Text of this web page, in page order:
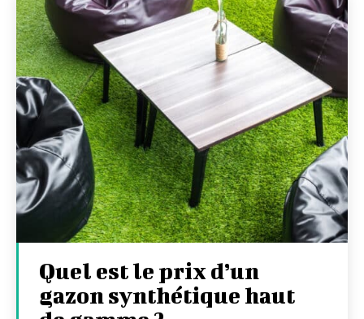
Quel est le prix d’un
gazon synthétique haut